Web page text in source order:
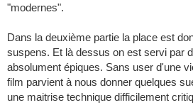
"modernes".
Dans la deuxième partie la place est
suspens. Et là dessus on est servi par
absolument épiques. Sans user d'une
film parvient à nous donner quelques
une maitrise technique difficilement